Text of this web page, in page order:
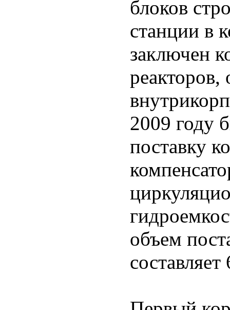
блоков
станции в
заключен
реакторов,
2009 году
поставку
объем